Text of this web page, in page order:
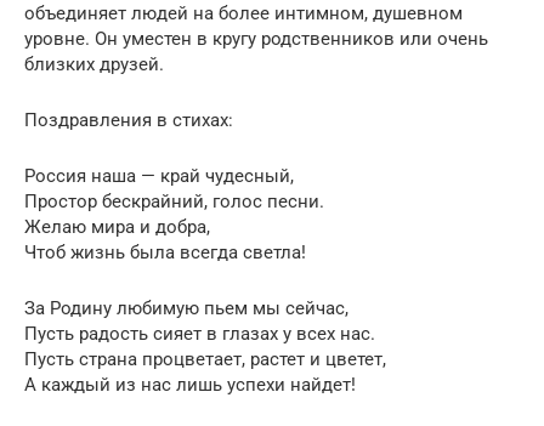
объединяет людей на более интимном, душевном
уровне. Он уместен в кругу родственников или очень
близких друзей.
Поздравления в стихах:
Россия наша — край чудесный,
Простор бескрайний, голос песни.
Желаю мира и добра,
Чтоб жизнь была всегда светла!
За Родину любимую пьем мы сейчас,
Пусть радость сияет в глазах у всех нас.
Пусть страна процветает, растет и цветет,
А каждый из нас лишь успехи найдет!